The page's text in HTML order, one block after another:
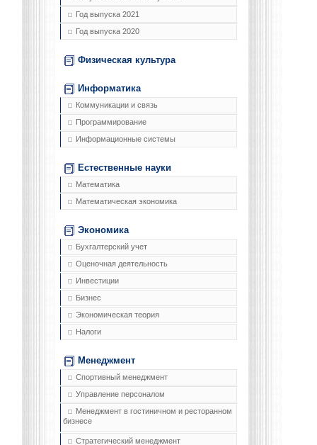
Год выпуска 2021
Год выпуска 2020
Физическая культура
Информатика
Коммуникации и связь
Программирование
Информационные системы
Естественные науки
Математика
Математическая экономика
Экономика
Бухгалтерский учет
Оценочная деятельность
Инвестиции
Бизнес
Экономическая теория
Налоги
Менеджмент
Спортивный менеджмент
Управление персоналом
Менеджмент в гостиничном и ресторанном
бизнесе
Стратегический менеджмент